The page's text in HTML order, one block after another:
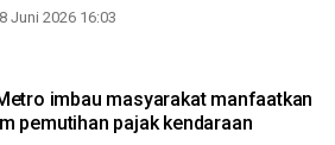
Juni 2026 16:03
imbau masyarakat manfaatkan
pemutihan pajak kendaraan